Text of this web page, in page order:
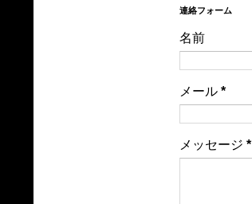
連絡フォーム
名前
メール *
メッセージ *